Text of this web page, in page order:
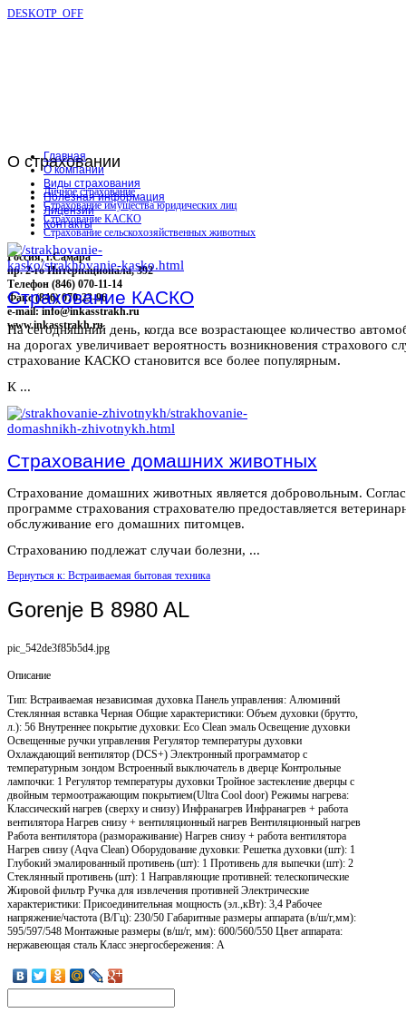
DESKOTP_OFF
О страховании
Личное страхование
Страхование имущества юридических лиц
Страхование КАСКО
Страхование сельскохозяйственных животных
Россия, г.Самара
пр. 2-го Интернационала, 392
Телефон (846) 070-11-14
Факс (846) 070-23-96
e-mail: info@inkasstrakh.ru
www.inkasstrakh.ru
Главная
О компании
Виды страхования
Полезная информация
Лицензии
Контакты
Страхование КАСКО
На сегодняшний день, когда все возрастающее количество
на дорогах увеличивает вероятность возникновения страхового
страхование КАСКО становится все более популярным.
К ...
Страхование домашних животных
Страхование домашних животных является добровольным.
программе страхования страхователю предоставляется
обслуживание его домашних питомцев.
Страхованию подлежат случаи болезни, ...
Вернуться к: Встраиваемая бытовая техника
Gorenje B 8980 AL
pic_542de3f85b5d4.jpg
Описание
Тип: Встраиваемая независимая духовка Панель управления: Алюминий
Стеклянная вставка Черная Общие характеристики: Объем духовки (брутто,
л.): 56 Внутреннее покрытие духовки: Eco Clean эмаль Освещение духовки
Освещенные ручки управления Регулятор температуры духовки
Охлаждающий вентилятор (DCS+) Электронный программатор с
температурным зондом Встроенный выключатель в дверце Контрольные
лампочки: 1 Регулятор температуры духовки Тройное застекление дверцы с
двойным термоотражающим покрытием(Ultra Cool door) Режимы нагрева:
Классический нагрев (сверху и снизу) Инфранагрев Инфранагрев + работа
вентилятора Нагрев снизу + вентиляционный нагрев Вентиляционный нагрев
Работа вентилятора (размораживание) Нагрев снизу + работа вентилятора
Нагрев снизу (Aqva Clean) Оборудование духовки: Решетка духовки (шт): 1
Глубокий эмалированный противень (шт): 1 Противень для выпечки (шт): 2
Стеклянный противень (шт): 1 Направляющие противней: телескопические
Жировой фильтр Ручка для извлечения противней Электрические
характеристики: Присоединительная мощность (эл.,кВт): 3,4 Рабочее
напряжение/частота (В/Гц): 230/50 Габаритные размеры аппарата (в/ш/г,мм):
595/597/548 Монтажные размеры (в/ш/г, мм): 600/560/550 Цвет аппарата:
нержавеющая сталь Класс энергосбережения: А